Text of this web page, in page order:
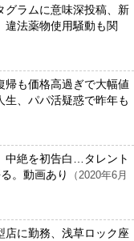
ラムに意味深投稿、新
違法薬物使用騒動も関
帰も価格高過ぎで大幅値
、パパ活疑惑で昨年も
中絶を初告白…タレント
。動画あり
（2020年6月
店に勤務、浅草ロック座